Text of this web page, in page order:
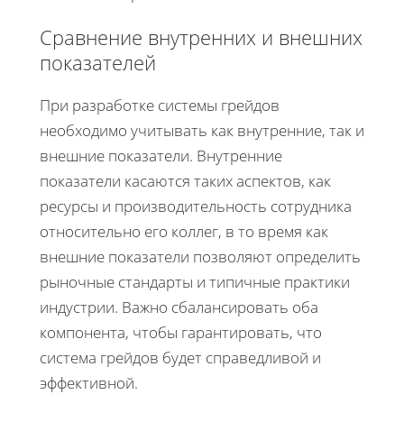
Сравнение внутренних и внешних
показателей
При разработке системы грейдов
необходимо учитывать как внутренние, так и
внешние показатели. Внутренние
показатели касаются таких аспектов, как
ресурсы и производительность сотрудника
относительно его коллег, в то время как
внешние показатели позволяют определить
рыночные стандарты и типичные практики
индустрии. Важно сбалансировать оба
компонента, чтобы гарантировать, что
система грейдов будет справедливой и
эффективной.